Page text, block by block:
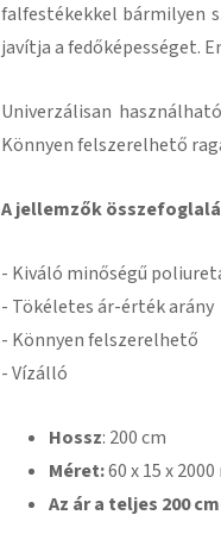
falfestékekkel bármilyen
javítja a fedőképességet.
Univerzálisan
Könnyen felszerelhető
A jellemzők
- Kiváló minőségű
- Tökéletes ár-érték arány
- Könnyen felszerelhető
- Vízálló
Hossz: 200 cm
Méret:60 x 15x
Az ár a teljes 200